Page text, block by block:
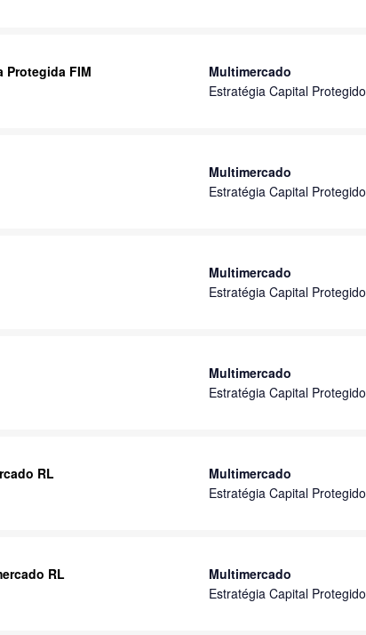
Protegida FIM
Multimercado
Estratégia Capital Protegido
Multimercado
Estratégia Capital Protegido
Multimercado
Estratégia Capital Protegido
Multimercado
Estratégia Capital Protegido
RL
Multimercado
Estratégia Capital Protegido
RL
Multimercado
Estratégia Capital Protegido